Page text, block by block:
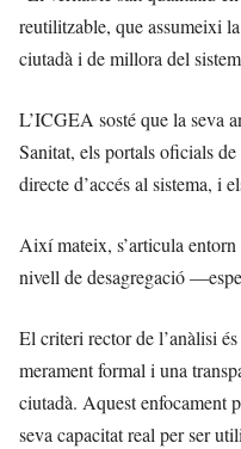
reutilitzable, que assumeixi
ciutadà i de millora del
L’ICGEA sosté que la seva
Sanitat, els portals oficials
directe d’accés al sistema, i
Així mateix, s’articula
nivell de desagregació
El criteri rector de l’anàlisi
merament formal i una
ciutadà. Aquest enfocament
seva capacitat real per ser